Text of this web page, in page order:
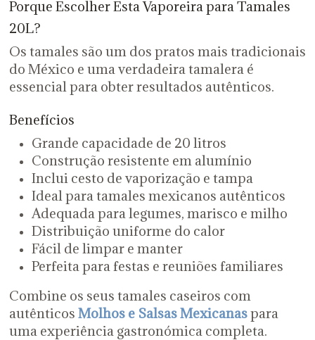
Porque Escolher Esta Vaporeira para Tamales
20L?
Os tamales são um dos pratos mais tradicionais
do México e uma verdadeira tamalera é
essencial para obter resultados autênticos.
Benefícios
Grande capacidade de 20 litros
Construção resistente em alumínio
Inclui cesto de vaporização e tampa
Ideal para tamales mexicanos autênticos
Adequada para legumes, marisco e milho
Distribuição uniforme do calor
Fácil de limpar e manter
Perfeita para festas e reuniões familiares
Combine os seus tamales caseiros com
autênticos Molhos e Salsas Mexicanaspara
uma experiência gastronómica completa.